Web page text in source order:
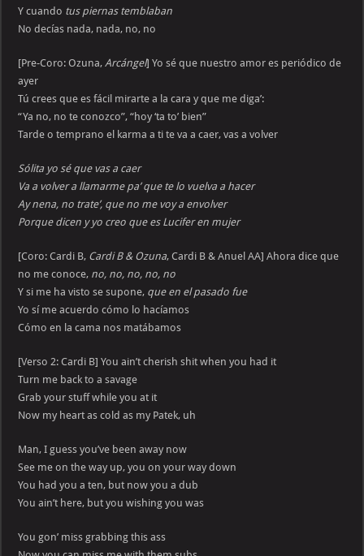
Y cuando tus piernas temblaban
No decías nada, nada, no, no
[Pre-Coro: Ozuna, Arcángel] Yo sé que nuestro amor es periódico de
ayer
Tú crees que es fácil mirarte a la cara y que me diga’:
“Ya no, no te conozco”, “hoy ‘ta to’ bien”
Tarde o temprano el karma a ti te va a caer, vas a volver
Sólita yo sé que vas a caer
Va a volver a llamarme pa’ que te lo vuelva a hacer
Ay nena, no trate’, que no me voy a envolver
Porque dicen y yo creo que es Lucifer en mujer
[Coro: Cardi B, Cardi B & Ozuna, Cardi B & Anuel AA] Ahora dice que
no me conoce, no, no, no, no, no
Y si me ha visto se supone, que en el pasado fue
Yo sí me acuerdo cómo lo hacíamos
Cómo en la cama nos matábamos
[Verso 2: Cardi B] You ain’t cherish shit when you had it
Turn me back to a savage
Grab your stuff while you at it
Now my heart as cold as my Patek, uh
Man, I guess you’ve been away now
See me on the way up, you on your way down
You had you a ten, but now you a dub
You ain’t here, but you wishing you was
You gon’ miss grabbing this ass